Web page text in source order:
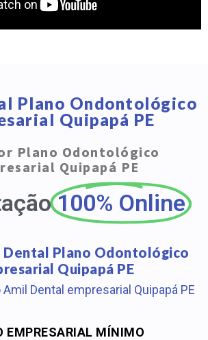
Plano Ondontológico
Quipapá PE
Plano Odontológico
Quipapá PE
100% Online
Dental Plano Odontológico
Quipapá PE
Dental empresarial Quipapá PE
EMPRESARIAL MÍNIMO